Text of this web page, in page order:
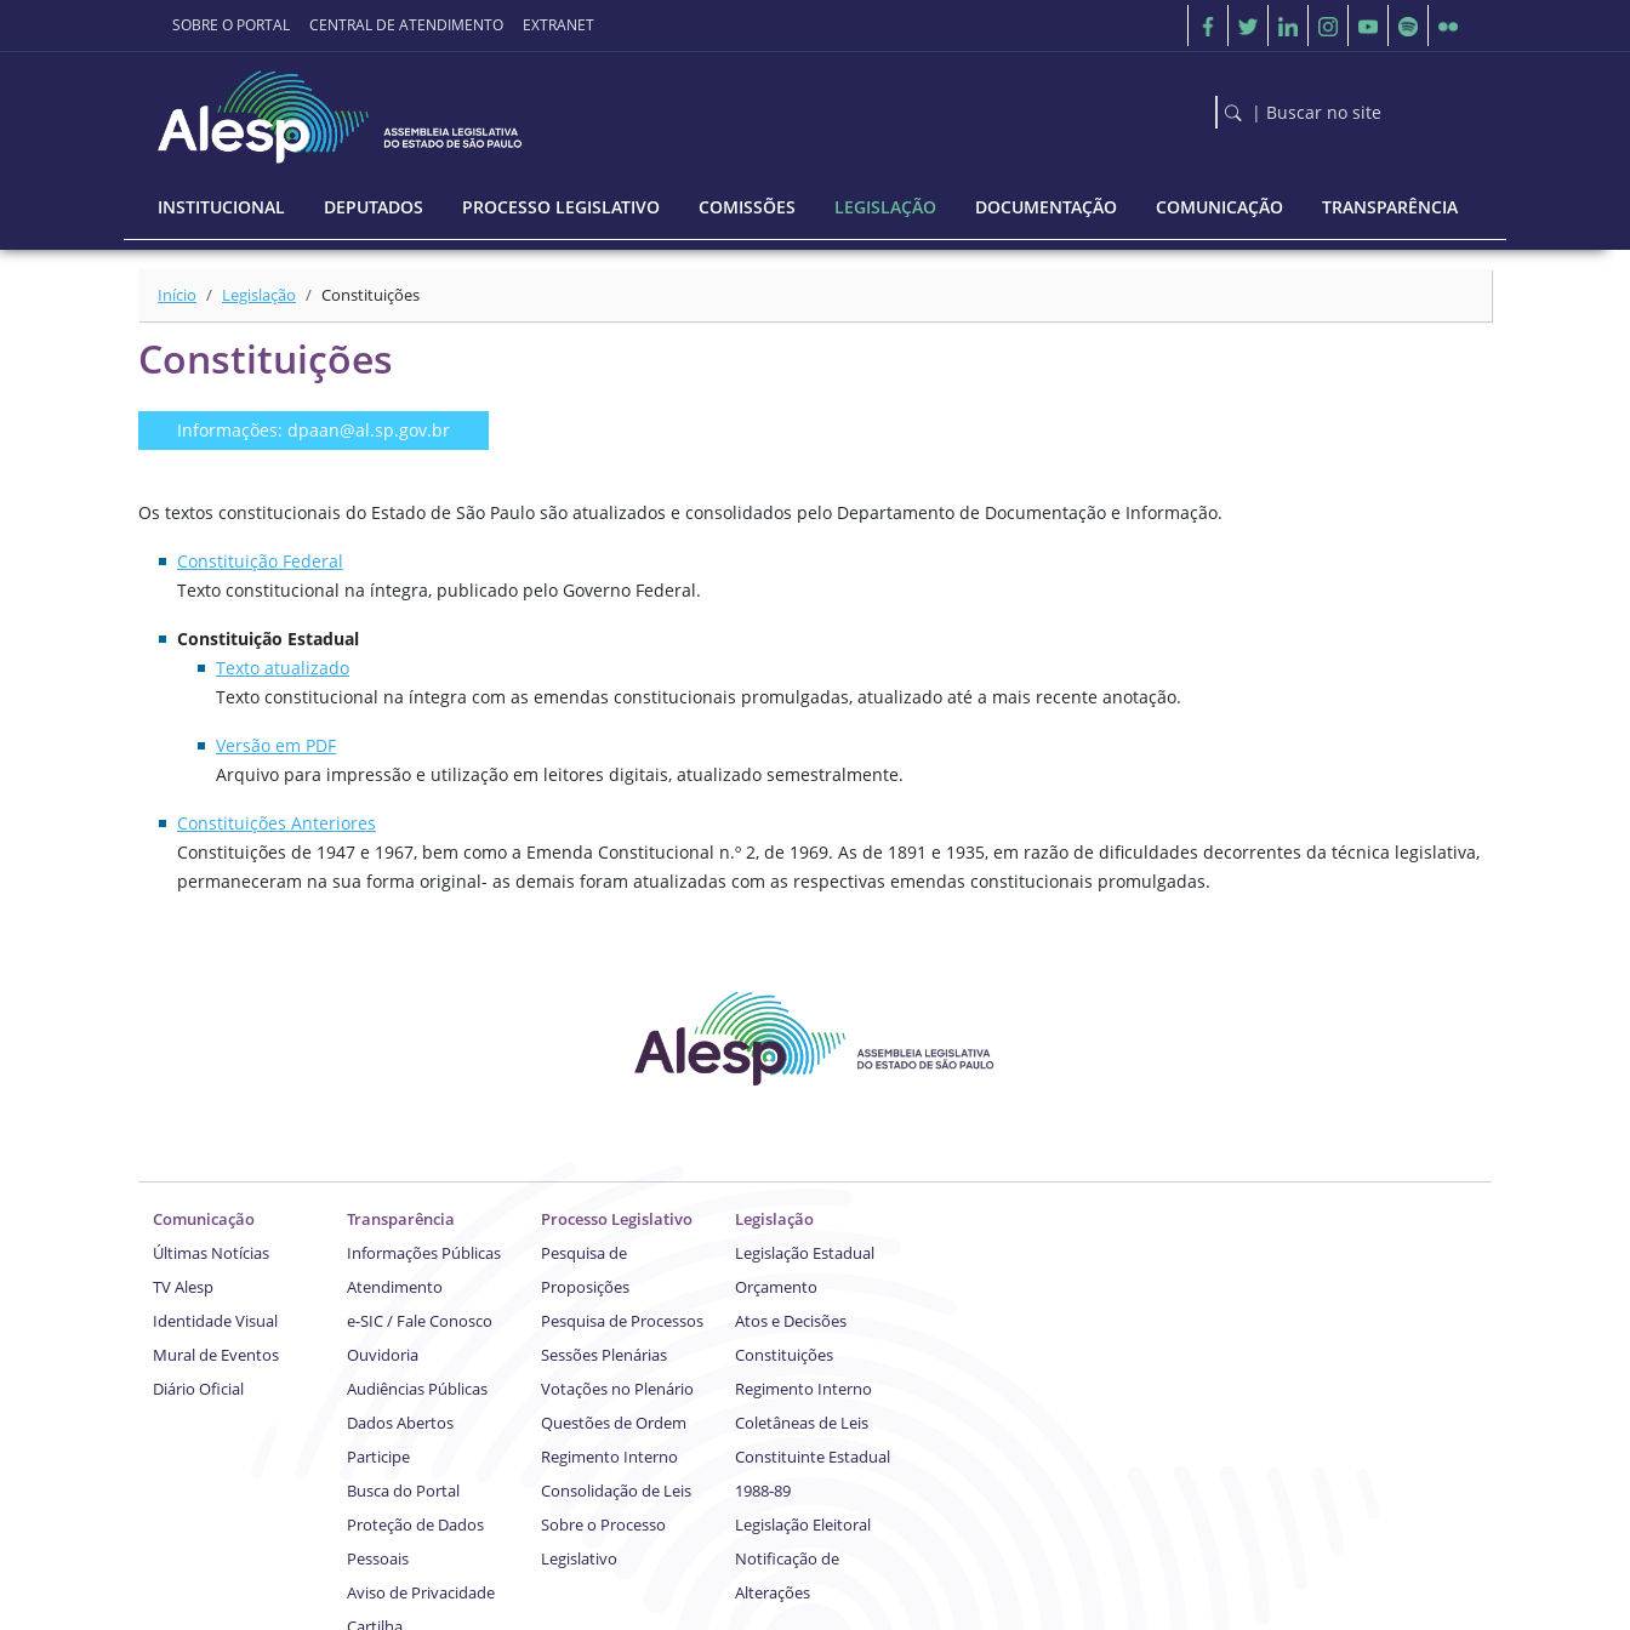
Ir para o conteúdo principal
SOBRE O PORTAL CENTRAL DE ATENDIMENTO EXTRANET
| Buscar no site
INSTITUCIONAL DEPUTADOS PROCESSO LEGISLATIVO COMISSÕES LEGISLAÇÃO DOCUMENTAÇÃO COMUNICAÇÃO TRANSPARÊNCIA
Início Legislação Constituições
Constituições
Informações: dpaan@al.sp.gov.br
Os textos constitucionais do Estado de São Paulo são atualizados e consolidados pelo Departamento de Documentação e Informação.
Constituição Federal
Texto constitucional na íntegra, publicado pelo Governo Federal.
Constituição Estadual
Texto atualizado
Texto constitucional na íntegra com as emendas constitucionais promulgadas, atualizado até a mais recente anotação.
Versão em PDF
Arquivo para impressão e utilização em leitores digitais, atualizado semestralmente.
Constituições Anteriores
Constituições de 1947 e 1967, bem como a Emenda Constitucional n.º 2, de 1969. As de 1891 e 1935, em razão de dificuldades decorrentes da técnica legislativa,
permaneceram na sua forma original- as demais foram atualizadas com as respectivas emendas constitucionais promulgadas.
Comunicação
Últimas Notícias
TV Alesp
Identidade Visual
Mural de Eventos
Diário Oficial
Transparência
Informações Públicas
Atendimento
e-SIC / Fale Conosco
Ouvidoria
Audiências Públicas
Dados Abertos
Participe
Busca do Portal
Proteção de Dados
Pessoais
Aviso de Privacidade
Processo Legislativo
Pesquisa de
Proposições
Pesquisa de Processos
Sessões Plenárias
Votações no Plenário
Questões de Ordem
Regimento Interno
Consolidação de Leis
Sobre o Processo
Legislativo
Legislação
Legislação Estadual
Orçamento
Atos e Decisões
Constituições
Regimento Interno
Coletâneas de Leis
Constituinte Estadual
1988-89
Legislação Eleitoral
Notificação de
Alterações